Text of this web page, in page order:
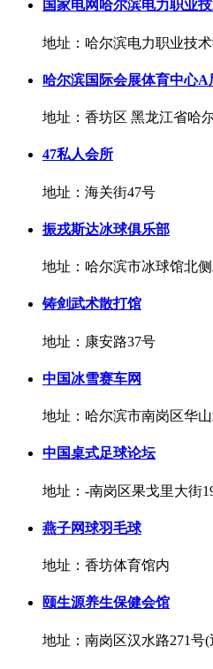
国家电网哈尔滨电力职业
地址：哈尔滨电力职业技
哈尔滨国际会展体育中心A
地址：香坊区 黑龙江省哈
47私人会所
地址：海关街47号
振戎斯达冰球俱乐部
地址：哈尔滨市冰球馆北
铸剑武术散打馆
地址：康安路37号
中国冰雪赛车网
地址：哈尔滨市南岗区华
中国桌式足球论坛
地址：-南岗区果戈里大街
燕子网球羽毛球
地址：香坊体育馆内
颐生源养生保健会馆
地址：南岗区汉水路271号